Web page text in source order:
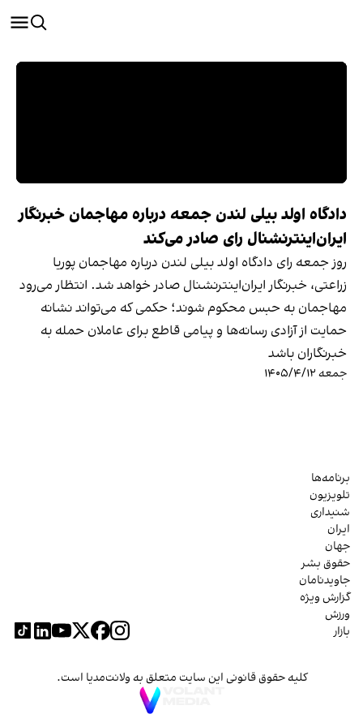
دادگاه اولد بیلی لندن جمعه درباره مهاجمان خبرنگار
ایران‌اینترنشنال رای صادر می‌کند
روز جمعه رای دادگاه اولد بیلی لندن درباره مهاجمان پوریا
زراعتی، خبرنگار ایران‌اینترنشنال صادر خواهد شد. انتظار می‌رود
مهاجمان به حبس محکوم شوند؛ حکمی که می‌تواند نشانه
حمایت از آزادی رسانه‌ها و پیامی قاطع برای عاملان حمله به
خبرنگاران باشد
جمعه ۱۴۰۵/۴/۱۲
برنامه‌ها
تلویزیون
شنیداری
ایران
جهان
حقوق بشر
جاویدنامان
گزارش ویژه
ورزش
بازار
کلیه حقوق قانونی این سایت متعلق به ولانت‌مدیا است.